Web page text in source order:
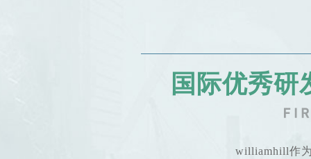
国际优秀研
williamhill作